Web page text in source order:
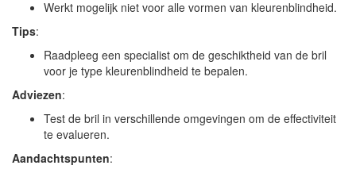
Werkt mogelijk niet voor alle vormen van kleurenblindheid.
Tips:
Raadpleeg een specialist om de geschiktheid van de bril
voor je type kleurenblindheid te bepalen.
Adviezen:
Test de bril in verschillende omgevingen om de effectiviteit
te evalueren.
Aandachtspunten: